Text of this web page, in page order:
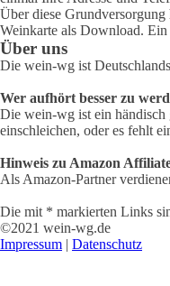
Über diese
Weinkarte als Download.
Über uns
Die wein-wg ist
Wer aufhört besser zu
Die wein-wg ist ein händisch
einschleichen, oder es fehlt
Hinweis zu Amazon
Als Amazon-Partner
Die mit * markierten Links
©2021 wein-wg.de
Impressum | Datenschutz